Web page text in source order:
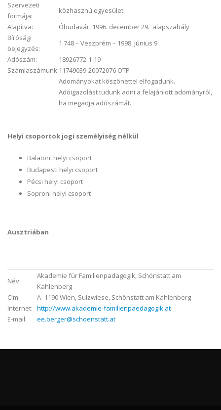
Szervezeti
formája:
közhasznú egyesület
Alapítva:
Óbudavár, 1996. december 29. alapszabály
Bírósági
bejegyzés:
1.748 – Veszprém – 1998. június 9.
Adószám:
18926772-1-19
Számlaszámunk:11749039-20072076 OTP
Adományokat köszönettel elfogadunk.
Adóigazolást tudunk adni a felajánlott adományról,
ha megadja adószámát.
Helyi csoportok jogi személyiség nélkül
Balatoni helyi csoport
Budapesti helyi csoport
Pécsi helyi csoport
Soproni helyi csoport
Ausztriában
Név:
Akademie für Familienpadagogik, Schönstatt am
Kahlenberg
Cím:
A- 1190 Wien, Sulzwiese, Schönstatt am Kahlenberg
Internet: http://www.akademie-familienpaedagogik.at
E-mail:
ee.berger@schoenstatt.at